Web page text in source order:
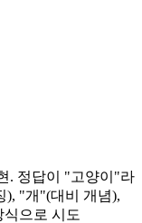
. 정답이 "고양이"라
), "개"(대비 개념),
으로 시도